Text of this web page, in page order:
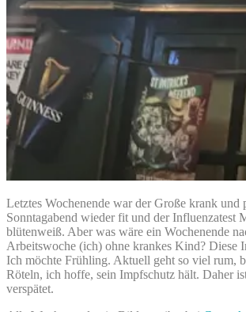
Letztes Wochenende war der Große krank und
Sonntagabend wieder fit und der Influenzatest
blütenweiß. Aber was wäre ein Wochenende
Arbeitswoche (ich) ohne krankes Kind? Diese
Ich möchte Frühling. Aktuell geht so viel rum,
Röteln, ich hoffe, sein Impfschutz hält. Daher
verspätet.